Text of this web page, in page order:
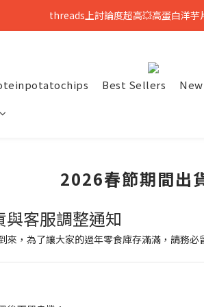
只到8/8💥全館699免運，再送熟
threads上討論度超高💥高蛋白洋芋
只到8/8💥全館699免運，再送熟香
Best Sellers
2026春節期間出
客服調整通知
，為了讓大家的過年零食庫存滿滿，請務必